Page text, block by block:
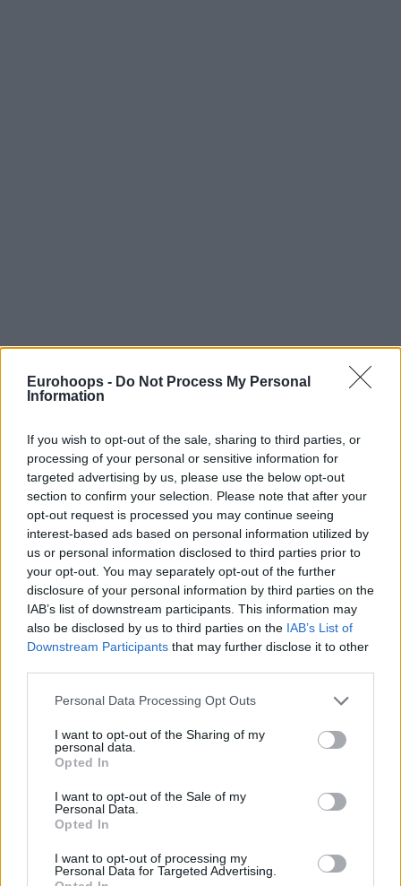
Eurohoops - Do Not Process My Personal
Information
If you wish to opt-out of the sale, sharing to third parties, or
processing of your personal or sensitive information for
targeted advertising by us, please use the below opt-out
section to confirm your selection. Please note that after your
opt-out request is processed you may continue seeing
interest-based ads based on personal information utilized by
us or personal information disclosed to third parties prior to
your opt-out. You may separately opt-out of the further
disclosure of your personal information by third parties on the
IAB’s list of downstream participants. This information may
also be disclosed by us to third parties on the IAB’s List of
Downstream Participants that may further disclose it to other
Please note that this website/app uses one or more Google
not limited to your visit or usage behaviour. You may click to
grant or deny consent to Google and its third-party tags to
use your data for below specified purposes in below Google
consent section.
Personal Data Processing Opt Outs
I want to opt-out of the Sharing of my
personal data.
Opted In
I want to opt-out of the Sale of my
Personal Data.
Opted In
I want to opt-out of processing my
Personal Data for Targeted Advertising.
Το περιβόητο “Μέχρι Τέλους” τουΟλυμπιακού, σωστό ή
λάθος, έφερε την ομάδα στην Α2 το 2019, με τους
Πειραιώτες να μένουν σε αυτή μέχρι και το περασμένο
καλοκαίρι, όταν και κατέκτησαν την δεύτερη θέση στο
πρωτάθλημα, παίρνοντας μαζί και την άνοδο στην Basket
League. Ας το πιάσουμε όμως καθαρά αγωνιστικά αυτό το
εγχείρημα…
ΟλυμπιακόςΒ’ και τις δύο χρονιές “ζωής” του, ήταν ένα
κράμα παικτών με εμπειρία στην Α2 και νεαρών,
ελπιδοφόρων αθλητών, με πολλούς από αυτούς μάλιστα να
κάνουν το βήμα παραπάνω και μέσα από την Αναπτυξιακή
Το Eurohoops συγκέντρωσε 7 περιπτώσεις παικτών που,
κάτι παραπάνω στην καριέρα τους και να βρουν
συμβόλαια στην Basket League, στον Ολυμπιακό, ακόμα
Ποκουσέφσκιλέμε), ενώ στη λίστα μας βρίσκεται και